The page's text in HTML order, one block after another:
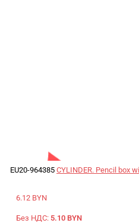
EU20-964385 CYLINDER. Pencil box
6.12 BYN
Без НДС: 5.10 BYN